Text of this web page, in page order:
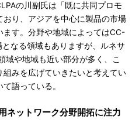
の川副氏は「既に共同プロモ
り、アジアを中心に製品の市場
す。分野や地域によってはCC-
なる領域もありますが、ルネサ
域や地域も近い部分が多く、こ
みを広げていきたいと考えてい
語っている。
ネットワーク分野開拓に注力